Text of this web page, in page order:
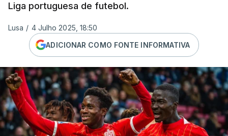
Liga portuguesa de futebol.
Lusa / 4 Julho 2025, 18:50
ADICIONAR COMO FONTE INFORMATIVA